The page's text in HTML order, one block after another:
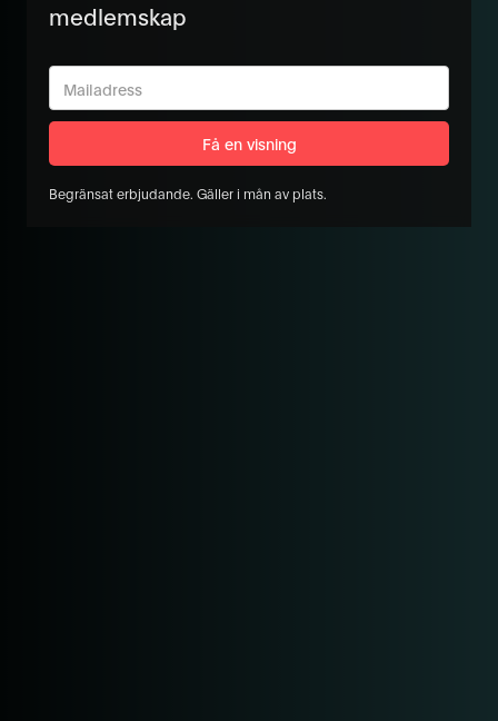
medlemskap
Begränsat erbjudande. Gäller i mån av plats.